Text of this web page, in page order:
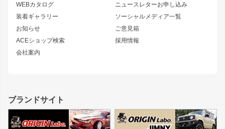
WEBカタログ
装着ギャラリー
お知らせ
ACEショップ検索
会社案内
ニュースレターお申し込み
ソーシャルメディア一覧
ご意見箱
採用情報
S13 シルビア
180SX
シルエイティ
ローレル
セフィーロ
キャラバン
スズキ
GS350
SC
スバル 三菱
ジムニーパーツ
ホイール
MUD-S7
MUD-SR7
まつど家 鉄漢
ボンネット
フェンダー
サイドパーツ
リアゲート
メンテナンスパーツ
ブランドサイト